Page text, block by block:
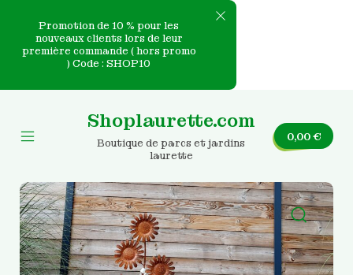
Promotion de 10 % pour les
nouveaux clients lors de leur
première commande ( hors promo
) Code : SHOP10
content
Toggle
Shoplaurette.com
Boutique de parcs et jardins
laurette
0,00€